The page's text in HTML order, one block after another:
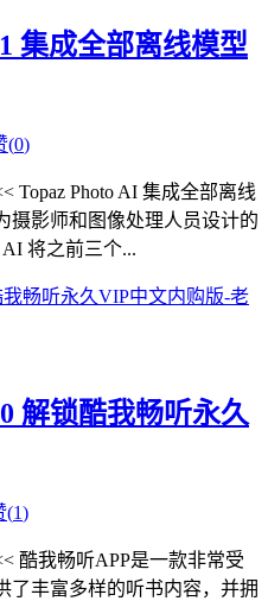
集成全部离线模型
(0)
Photo AI 集成全部离线
摄影师和图像处理人员设计的
AI 将之前三个...
解锁酷我畅听永久
(1)
酷我畅听APP是一款非常受
了丰富多样的听书内容，并拥